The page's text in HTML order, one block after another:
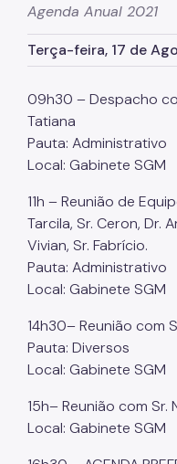
- Programa Primeira
- Programa
Secretaria
- Plano Municipal de
COORDENADORIAS
Coordenadoria de
Coordenadoria de
Notícias
Agenda Anual 2021
Terça-feira, 17 de
09h30 – Despacho
Tatiana
Pauta: Administrativo
Local: Gabinete SGM
11h – Reunião de
Tarcila, Sr. Ceron, Dr.
Vivian, Sr. Fabrício.
Pauta: Administrativo
Local: Gabinete SGM
14h30– Reunião com
Pauta: Diversos
Local: Gabinete SGM
15h– Reunião com Sr.
Local: Gabinete SGM